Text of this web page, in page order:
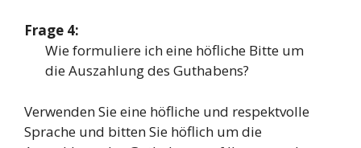
Frage 4:
Wie formuliere ich eine höfliche Bitte um
die Auszahlung des Guthabens?
Verwenden Sie eine höfliche und respektvolle
Sprache und bitten Sie höflich um die